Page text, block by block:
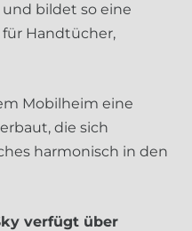
bildet so eine
für Handtücher,
Mobilheim eine
die sich
harmonisch in den
verfügt über